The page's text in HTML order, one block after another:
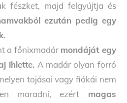
fészket, majd felgyújtja és
ezután pedig egy
a főnixmadár mondáját egy
ihlette. A madár olyan forró
tojásai vagy fiókái nem
maradni, ezért magas